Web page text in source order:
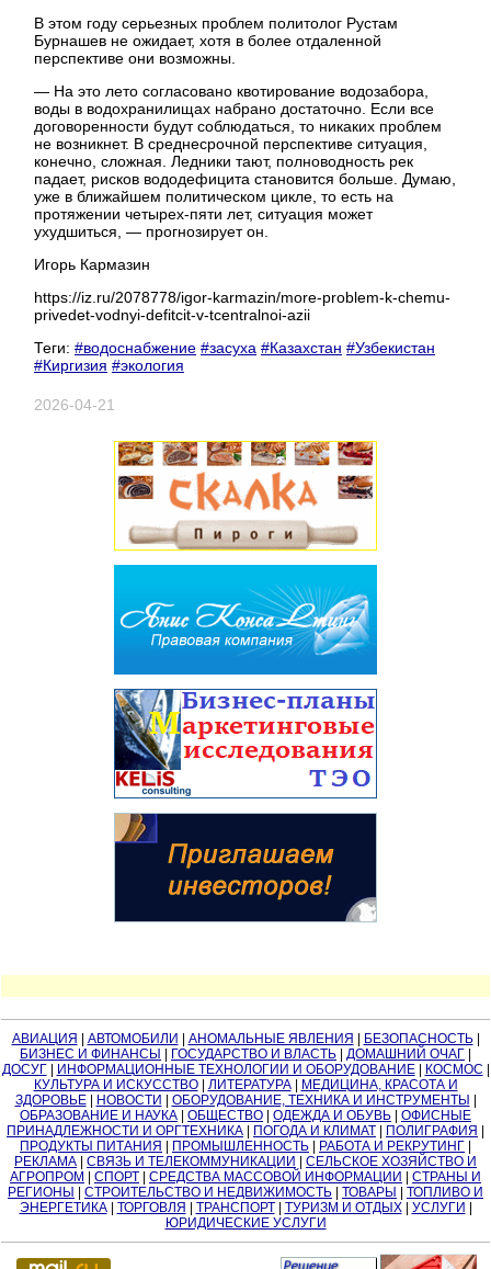
В этом году серьезных проблем политолог Рустам
Бурнашев не ожидает, хотя в более отдаленной
перспективе они возможны.
— На это лето согласовано квотирование водозабора,
воды в водохранилищах набрано достаточно. Если все
договоренности будут соблюдаться, то никаких проблем
не возникнет. В среднесрочной перспективе ситуация,
конечно, сложная. Ледники тают, полноводность рек
падает, рисков вододефицита становится больше. Думаю,
уже в ближайшем политическом цикле, то есть на
протяжении четырех-пяти лет, ситуация может
ухудшиться, — прогнозирует он.
Игорь Кармазин
https://iz.ru/2078778/igor-karmazin/more-problem-k-chemu-
privedet-vodnyi-defitcit-v-tcentralnoi-azii
Теги: #водоснабжение #засуха #Казахстан #Узбекистан
#Киргизия #экология
2026-04-21
АВИАЦИЯ | АВТОМОБИЛИ | АНОМАЛЬНЫЕ ЯВЛЕНИЯ | БЕЗОПАСНОСТЬ|
БИЗНЕС И ФИНАНСЫ | ГОСУДАРСТВО И ВЛАСТЬ | ДОМАШНИЙ ОЧАГ |
ДОСУГ| ИНФОРМАЦИОННЫЕ ТЕХНОЛОГИИ И ОБОРУДОВАНИЕ| КОСМОС |
КУЛЬТУРА И ИСКУССТВО| ЛИТЕРАТУРА| МЕДИЦИНА, КРАСОТА И
ЗДОРОВЬЕ| НОВОСТИ | ОБОРУДОВАНИЕ, ТЕХНИКА И ИНСТРУМЕНТЫ |
ОБРАЗОВАНИЕ И НАУКА | ОБЩЕСТВО | ОДЕЖДА И ОБУВЬ | ОФИСНЫЕ
ПРИНАДЛЕЖНОСТИ И ОРГТЕХНИКА | ПОГОДА И КЛИМАТ | ПОЛИГРАФИЯ |
ПРОДУКТЫ ПИТАНИЯ | ПРОМЫШЛЕННОСТЬ | РАБОТА И РЕКРУТИНГ |
РЕКЛАМА | СВЯЗЬ И ТЕЛЕКОММУНИКАЦИИ | СЕЛЬСКОЕ ХОЗЯЙСТВО И
АГРОПРОМ | СПОРТ | СРЕДСТВА МАССОВОЙ ИНФОРМАЦИИ | СТРАНЫ И
РЕГИОНЫ | СТРОИТЕЛЬСТВО И НЕДВИЖИМОСТЬ | ТОВАРЫ | ТОПЛИВО И
ЭНЕРГЕТИКА| ТОРГОВЛЯ | ТРАНСПОРТ| ТУРИЗМ И ОТДЫХ| УСЛУГИ |
ЮРИДИЧЕСКИЕ УСЛУГИ